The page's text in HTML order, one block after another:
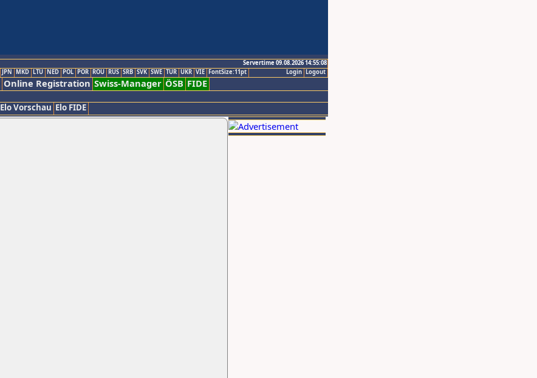
Servertime 09.08.2026 14:55:08
Logout
Login
JPN MKD LTU NED POL POR ROU RUS SRB SVK SWE TUR UKR VIE FontSize:11pt
Online Registration Swiss-Manager ÖSB FIDE
Elo Vorschau Elo FIDE